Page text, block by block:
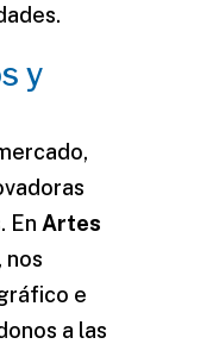
y
En Artes
, nos
e
a las